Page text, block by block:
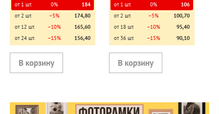
от 1 шт. 0%
184
от 2 шт.
−5%
174,80
от 12 шт.
−10%
165,60
от 24 шт.
−15% 156,40
от 1 шт. 0%
106
от 2 шт.
−5%
100,70
от 18 шт.
−10%
95,40
от 36 шт.
−15% 90,10